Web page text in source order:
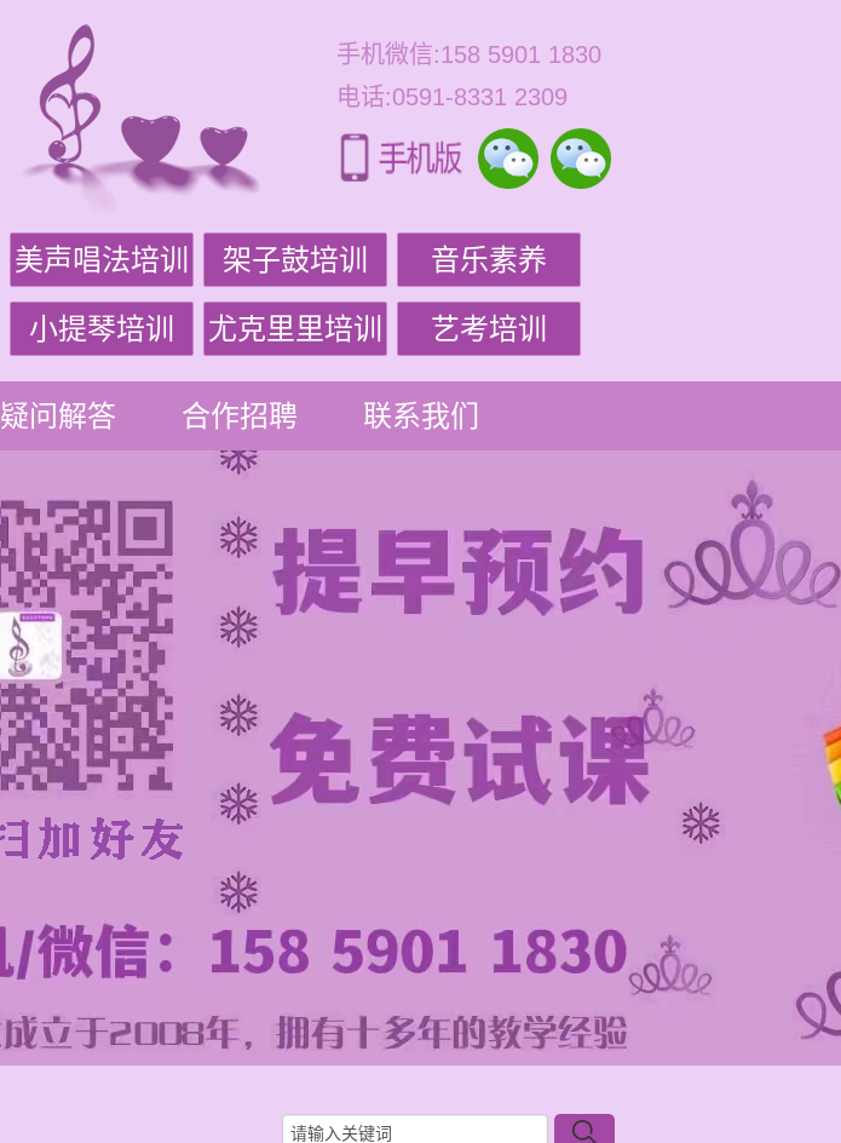
手机微信:158 5901 1830
电话:0591-8331 2309
美声唱法培训 架子鼓培训 音乐素养
小提琴培训 尤克里里培训 艺考培训
疑问解答 合作招聘 联系我们